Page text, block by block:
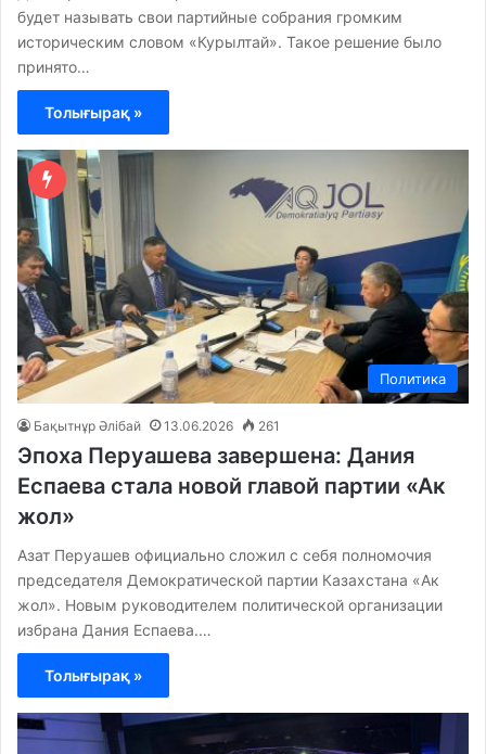
будет называть свои партийные собрания громким
историческим словом «Курылтай». Такое решение было
принято…
Толығырақ »
Политика
Бақытнұр Әлібай 13.06.2026 261
Эпоха Перуашева завершена: Дания
Еспаева стала новой главой партии «Ак
жол»
Азат Перуашев официально сложил с себя полномочия
председателя Демократической партии Казахстана «Ак
жол». Новым руководителем политической организации
избрана Дания Еспаева.…
Толығырақ »